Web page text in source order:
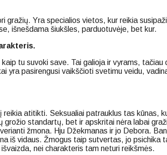
gražių. Yra specialios vietos, kur reikia
išnešdama šiukšles, parduotuvėje, bet kur.
tu suvoki save. Tai galioja ir vyrams,
yra pasirengusi vaikščioti svetimu veidu,
atitikti. Seksualiai patrauklus tas kūnas,
grožio standartų, bet ir apskritai nėra labai
žmona. Hju Džekmanas ir jo Debora.
iš vidaus. Žmogus taip sutvertas, jo
nei charakteris tam neturi reikšmės.